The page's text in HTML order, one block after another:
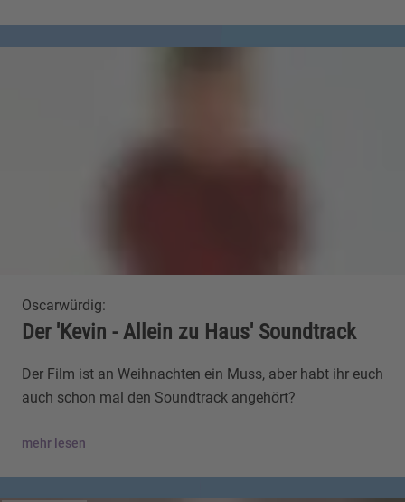
Oscarwürdig:
Der 'Kevin - Allein zu Haus' Soundtrack
Der Film ist an Weihnachten ein Muss, aber habt ihr euch
auch schon mal den Soundtrack angehört?
mehr lesen